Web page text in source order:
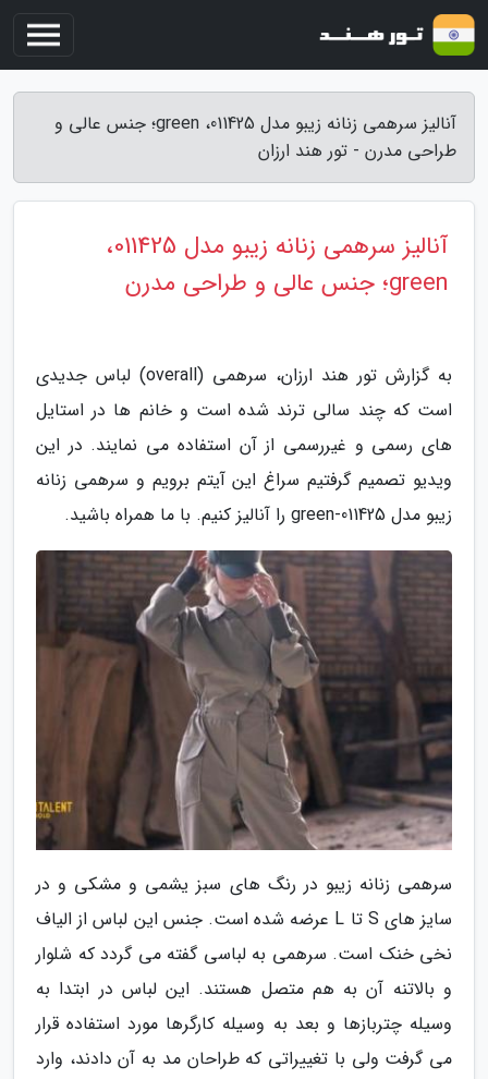
آنالیز سرهمی زنانه زیبو مدل 011425، green؛ جنس عالی و
طراحی مدرن - تور هند ارزان
آنالیز سرهمی زنانه زیبو مدل 011425،
green؛ جنس عالی و طراحی مدرن
به گزارش تور هند ارزان، سرهمی (overall) لباس جدیدی
است که چند سالی ترند شده است و خانم ها در استایل
های رسمی و غیررسمی از آن استفاده می نمایند. در این
ویدیو تصمیم گرفتیم سراغ این آیتم برویم و سرهمی زنانه
زیبو مدل 011425-green را آنالیز کنیم. با ما همراه باشید.
سرهمی زنانه زیبو در رنگ های سبز یشمی و مشکی و در
سایز های S تا L عرضه شده است. جنس این لباس از الیاف
نخی خنک است. سرهمی به لباسی گفته می گردد که شلوار
و بالاتنه آن به هم متصل هستند. این لباس در ابتدا به
وسیله چتربازها و بعد به وسیله کارگرها مورد استفاده قرار
می گرفت ولی با تغییراتی که طراحان مد به آن دادند، وارد